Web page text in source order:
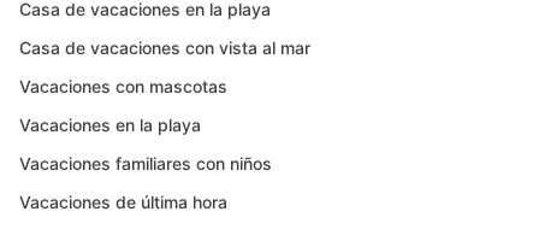
Casa de vacaciones en la playa
Casa de vacaciones con vista al mar
Vacaciones con mascotas
Vacaciones en la playa
Vacaciones familiares con niños
Vacaciones de última hora